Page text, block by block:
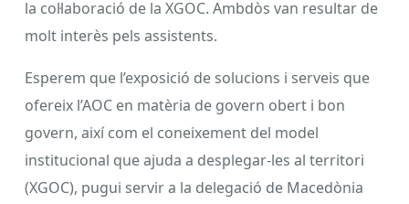
la col·laboració de la XGOC. Ambdòs van resultar de
molt interès pels assistents.
Esperem que l’exposició de solucions i serveis que
ofereix l’AOC en matèria de govern obert i bon
govern, així com el coneixement del model
institucional que ajuda a desplegar-les al territori
(XGOC), pugui servir a la delegació de Macedònia